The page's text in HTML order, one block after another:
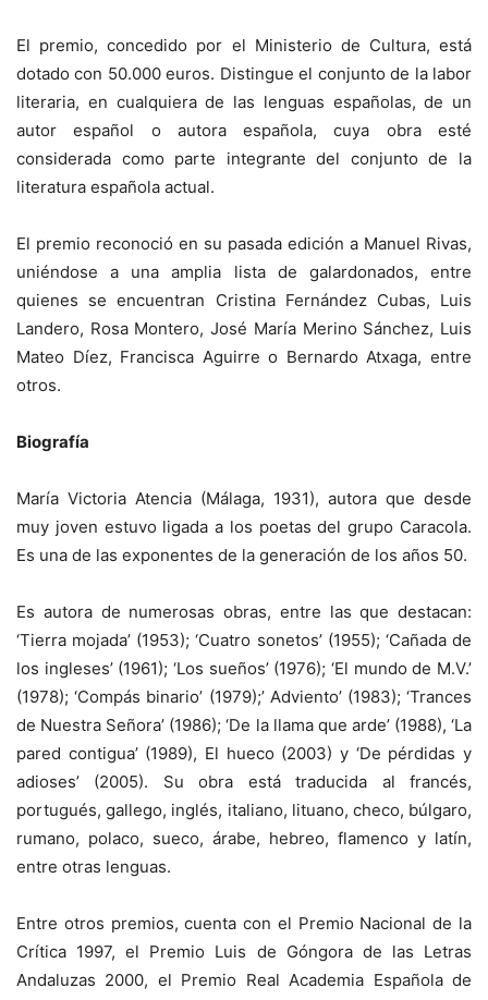
El premio, concedido por el Ministerio de Cultura, está
dotado con 50.000 euros. Distingue el conjunto de la labor
literaria, en cualquiera de las lenguas españolas, de un
autor español o autora española, cuya obra esté
considerada como parte integrante del conjunto de la
literatura española actual.
El premio reconoció en su pasada edición a Manuel Rivas,
uniéndose a una amplia lista de galardonados, entre
quienes se encuentran Cristina Fernández Cubas, Luis
Landero, Rosa Montero, José María Merino Sánchez, Luis
Mateo Díez, Francisca Aguirre o Bernardo Atxaga, entre
otros.
Biografía
María Victoria Atencia (Málaga, 1931), autora que desde
muy joven estuvo ligada a los poetas del grupo Caracola.
Es una de las exponentes de la generación de los años 50.
Es autora de numerosas obras, entre las que destacan:
‘Tierra mojada’ (1953); ‘Cuatro sonetos’ (1955); ‘Cañada de
los ingleses’ (1961); ‘Los sueños’ (1976); ‘El mundo de M.V.’
(1978); ‘Compás binario’ (1979);’ Adviento’ (1983); ‘Trances
de Nuestra Señora’ (1986); ‘De la llama que arde’ (1988), ‘La
pared contigua’ (1989), El hueco (2003) y ‘De pérdidas y
adioses’ (2005). Su obra está traducida al francés,
portugués, gallego, inglés, italiano, lituano, checo, búlgaro,
rumano, polaco, sueco, árabe, hebreo, flamenco y latín,
entre otras lenguas.
Entre otros premios, cuenta con el Premio Nacional de la
Crítica 1997, el Premio Luis de Góngora de las Letras
Andaluzas 2000, el Premio Real Academia Española de